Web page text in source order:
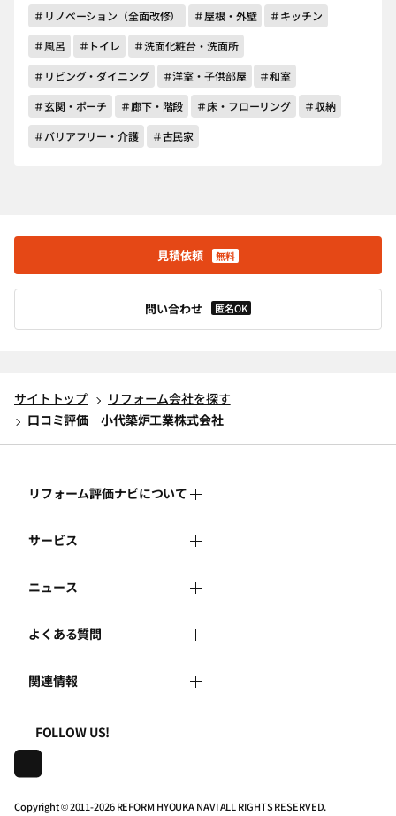
＃リノベーション（全面改修）
＃屋根・外壁
＃キッチン
＃風呂
＃トイレ
＃洗面化粧台・洗面所
＃リビング・ダイニング
＃洋室・子供部屋
＃和室
＃玄関・ポーチ
＃廊下・階段 ＃床・フローリング
＃収納
＃バリアフリー・介護
＃古民家
見積依頼 無料
問い合わせ 匿名OK
サイトトップ
リフォーム会社を探す
口コミ評価 小代築炉工業株式会社
リフォーム評価ナビについて
リフォーム評価ナビとは
運営体制
はじめての方へ
事務局へのお問い合せ
地域の相談窓口のみなさまへ
サービス
リフォーム会社を探す
リフォーム事例を見る
リフォームを相談する
リフォームを学ぶ
ニュース
新着情報
講習会・セミナー
連携機関・企業・団体トピックス
よくある質問
よくある質問
利用規約
プライバシーポリシー
関連情報
一般財団法人住まいづくりナビセンター
株式会社日本建築住宅センター
FOLLOW US!
Copyright © 2011-2026 REFORM HYOUKA NAVI ALL RIGHTS RESERVED.